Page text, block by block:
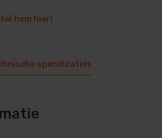
hem hier!
specificaties